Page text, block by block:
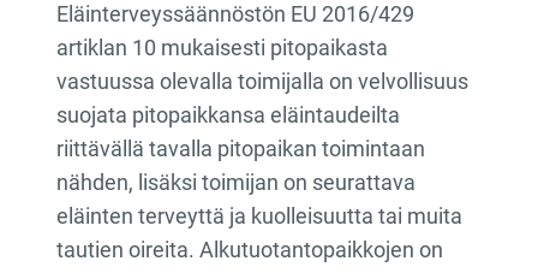
Eläinterveyssäännöstön EU 2016/429
artiklan 10 mukaisesti pitopaikasta
vastuussa olevalla toimijalla on velvollisuus
suojata pitopaikkansa eläintaudeilta
riittävällä tavalla pitopaikan toimintaan
nähden, lisäksi toimijan on seurattava
eläinten terveyttä ja kuolleisuutta tai muita
tautien oireita. Alkutuotantopaikkojen on